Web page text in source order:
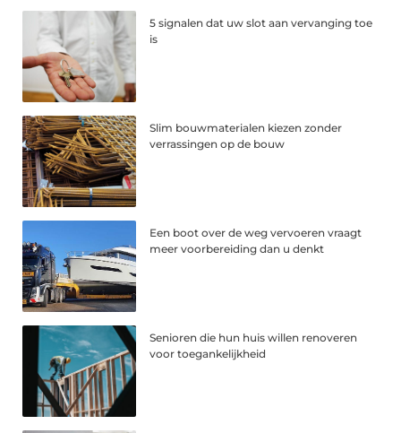
5 signalen dat uw slot aan vervanging toe
is
Slim bouwmaterialen kiezen zonder
verrassingen op de bouw
Een boot over de weg vervoeren vraagt
meer voorbereiding dan u denkt
Senioren die hun huis willen renoveren
voor toegankelijkheid